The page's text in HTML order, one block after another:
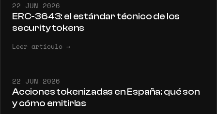
22 JUN 2026
ERC-3643: el estándar técnico de los
security tokens
Leer artículo →
22 JUN 2026
Acciones tokenizadas en España: qué son
y cómo emitirlas